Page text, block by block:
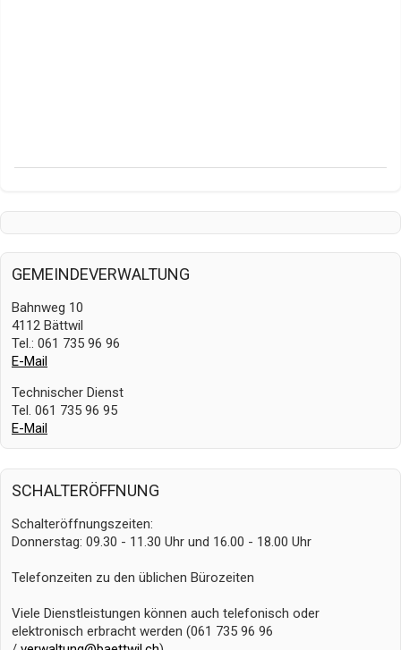
GEMEINDEVERWALTUNG
Bahnweg 10
4112 Bättwil
Tel.: 061 735 96 96
E-Mail
Technischer Dienst
Tel. 061 735 96 95
E-Mail
SCHALTERÖFFNUNG
Schalteröffnungszeiten:
Donnerstag: 09.30 - 11.30 Uhr und 16.00 - 18.00 Uhr
Telefonzeiten zu den üblichen Bürozeiten
Viele Dienstleistungen können auch telefonisch oder
elektronisch erbracht werden (061 735 96 96